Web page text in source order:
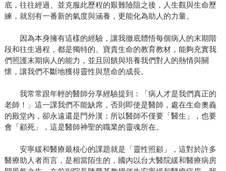
底，往往經過、並克服此歷程的艱難險阻之後，人生觀與生命歷
練，就別有一番新的氣度與涵養，更能化為助人的力量。
因為本身擁有這樣的經驗，讓我徹底體悟每個病人的末期階
段和往生過程，都是獨特的、寶貴生命的教育教材，能夠充實我
們照護末期病人的能力，並且回饋與培養我們對人的熱情與關
懷，讓我們不斷地獲得靈性與慧命的成長。
我常常跟年輕的醫師分享經驗提到：「病人才是我們真正的
老師！」這一課我們不能缺席，否則即使是醫師，處在生命奧義
的殿堂內，卻永遠還是門外漢；所以醫師不僅要「醫生」，也要
會「顧死」，這是醫師神聖的職業的靈魂所在。
安寧緩和醫療最核心的課題就是「靈性照顧」，這對於許多
醫療助人者而言，是相當陌生的，國內以台大醫院緩和醫療病房